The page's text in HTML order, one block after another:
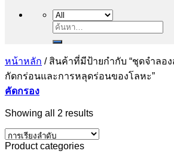
ค้นหา:
หน้าหลัก /สินค้าที่มีป้ายกำกับ “ชุดจำลอ
กัดกร่อนและการหลุดร่อนของโลหะ”
คัดกรอง
Showing all 2 results
Product categories